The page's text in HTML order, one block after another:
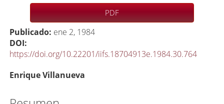
Barra
lateral
del
artículo
PDF
Publicado: ene 2, 1984
DOI:
https://doi.org/10.22201/iifs.18704913e.1984.30.764
C
Enrique Villanueva